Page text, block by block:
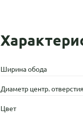
Ширина обода
Диаметр центр.
Цвет